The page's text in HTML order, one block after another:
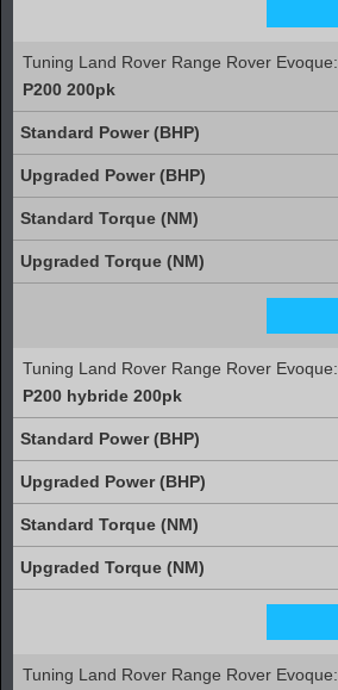
Tuning Land Rover Range Rover Evoque:
P200 200pk
Tuning Land Rover Range Rover Evoque:
P200 hybride 200pk
Tuning Land Rover Range Rover Evoque: